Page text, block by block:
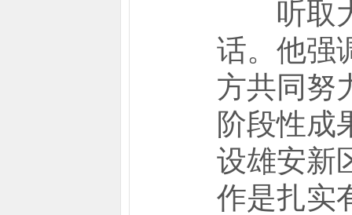
听取大
话。他强
方共同努
阶段性成
设雄安新
作是扎实